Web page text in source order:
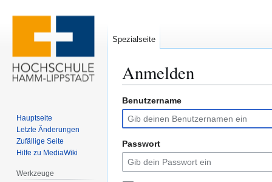
Anmelden
Zur
Navigation
springen
Zur
Suche
springen
Benutzername
Passwort
Spezialseite
Hauptseite
Letzte Änderungen
Zufällige Seite
Hilfe zu MediaWiki
Werkzeuge